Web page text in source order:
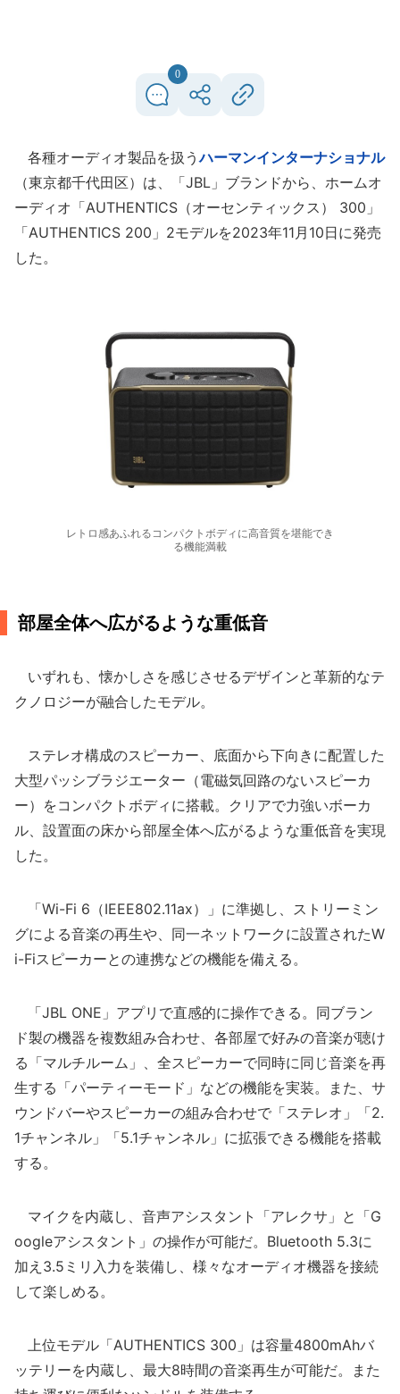
0
各種オーディオ製品を扱うハーマンインターナショナル
（東京都千代田区）は、「JBL」ブランドから、ホームオ
ーディオ「AUTHENTICS（オーセンティックス） 300」
「AUTHENTICS 200」2モデルを2023年11月10日に発売
した。
レトロ感あふれるコンパクトボディに高音質を堪能でき
る機能満載
部屋全体へ広がるような重低音
いずれも、懐かしさを感じさせるデザインと革新的なテ
クノロジーが融合したモデル。
ステレオ構成のスピーカー、底面から下向きに配置した
大型パッシブラジエーター（電磁気回路のないスピーカ
ー）をコンパクトボディに搭載。クリアで力強いボーカ
ル、設置面の床から部屋全体へ広がるような重低音を実現
した。
「Wi-Fi 6（IEEE802.11ax）」に準拠し、ストリーミン
グによる音楽の再生や、同一ネットワークに設置されたW
i-Fiスピーカーとの連携などの機能を備える。
「JBL ONE」アプリで直感的に操作できる。同ブラン
ド製の機器を複数組み合わせ、各部屋で好みの音楽が聴け
る「マルチルーム」、全スピーカーで同時に同じ音楽を再
生する「パーティーモード」などの機能を実装。また、サ
ウンドバーやスピーカーの組み合わせで「ステレオ」「2.
1チャンネル」「5.1チャンネル」に拡張できる機能を搭載
する。
マイクを内蔵し、音声アシスタント「アレクサ」と「G
oogleアシスタント」の操作が可能だ。Bluetooth 5.3に
加え3.5ミリ入力を装備し、様々なオーディオ機器を接続
して楽しめる。
上位モデル「AUTHENTICS 300」は容量4800mAhバ
ッテリーを内蔵し、最大8時間の音楽再生が可能だ。また